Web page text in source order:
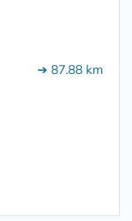
➔ 87.88 km